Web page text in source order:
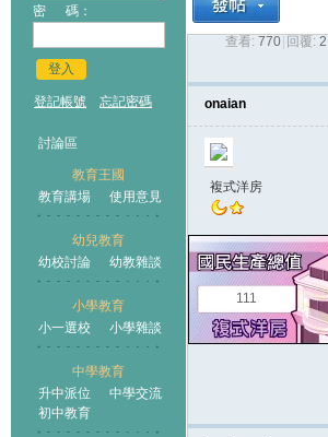
密 碼：
登入
登記帳號 忘記密碼
討論區
教育王國
教育講場
使用意見
幼兒教育
幼校討論
幼教雜談
小學教育
小一選校
小學雜談
中學教育
升中派位
中學交流
初中教育
王國
›
查看: 770 回覆: 2
onaian
複式洋房
111